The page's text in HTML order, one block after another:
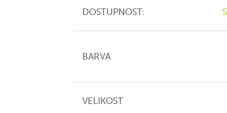
DOSTUPNOST:
BARVA
VELIKOST